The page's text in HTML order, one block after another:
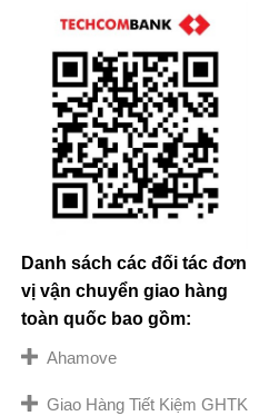
Danh sách các đối tác đơn
vị vận chuyển giao hàng
toàn quốc bao gồm:
Ahamove
Giao Hàng Tiết Kiệm GHTK